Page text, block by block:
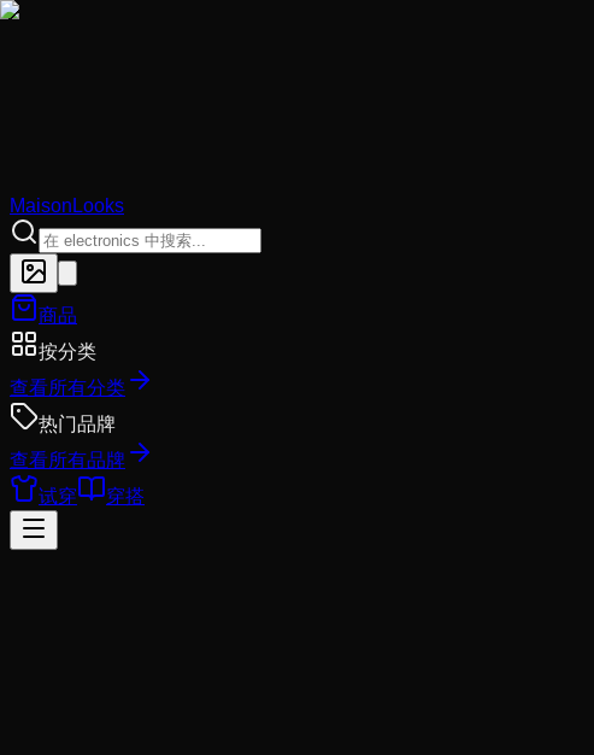
MaisonLooks
商品
按分类
查看所有分类
热门品牌
查看所有品牌
试穿
穿搭